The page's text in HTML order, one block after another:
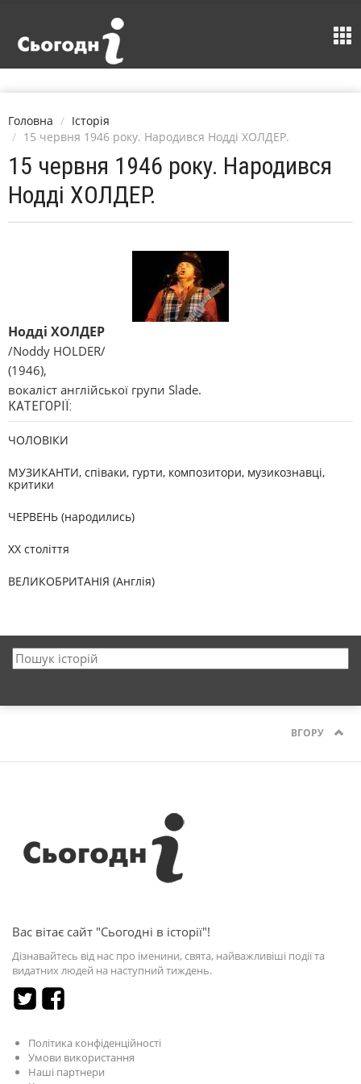
Головна
Історія
15 червня 1946 року. Народився Нодді ХОЛДЕР.
15 червня 1946 року. Народився
Нодді ХОЛДЕР.
Нодді ХОЛДЕР
/Noddy HOLDER/
(1946),
вокаліст англійської групи Slade.
КАТЕГОРІЇ:
ЧОЛОВІКИ
МУЗИКАНТИ, співаки, гурти, композитори, музикознавці,
критики
ЧЕРВЕНЬ (народились)
XX століття
ВЕЛИКОБРИТАНІЯ (Англія)
ВГОРУ
Вас вітає сайт "Сьогодні в історії"!
Дізнавайтесь від нас про іменини, свята, найважливіші події та
видатних людей на наступний тиждень.
Політика конфіденційності
Умови використання
Наші партнери